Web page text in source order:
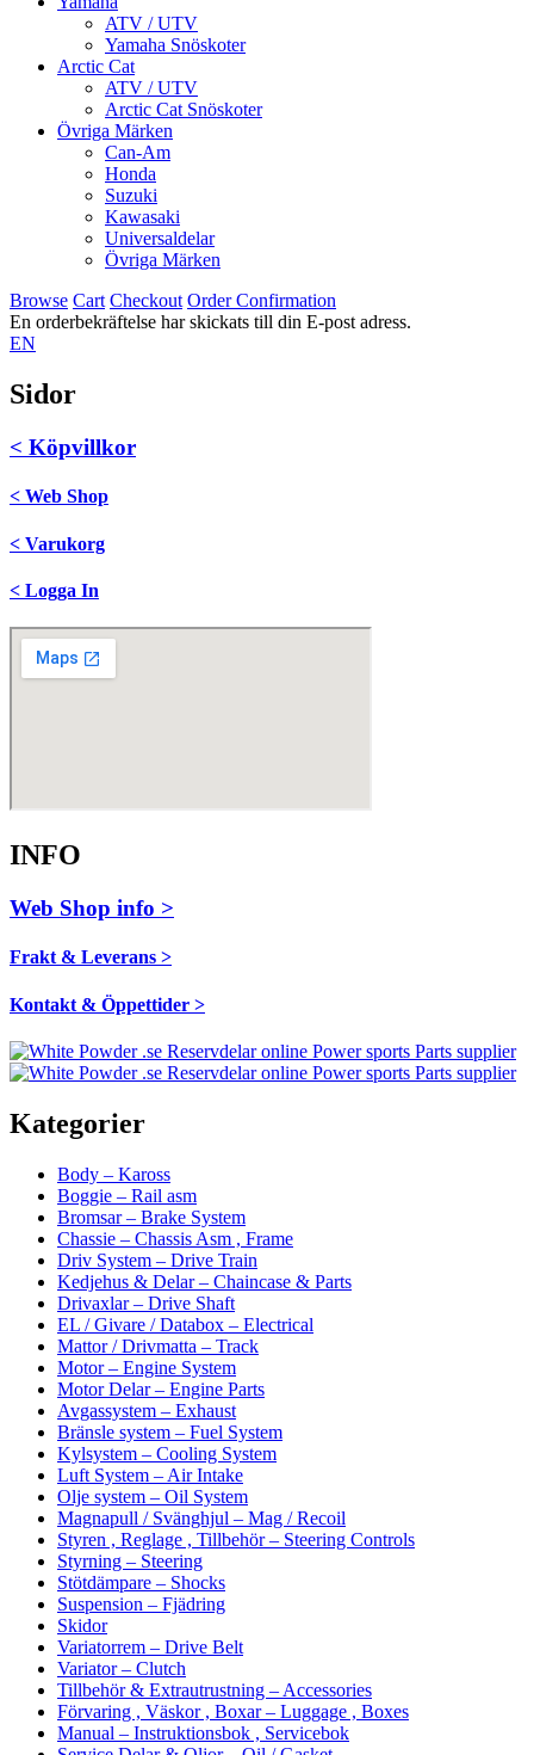
ATV / UTV
Yamaha Snöskoter
Arctic Cat
ATV / UTV
Arctic Cat Snöskoter
Övriga Märken
Can-Am
Honda
Suzuki
Kawasaki
Universaldelar
Övriga Märken
Browse Cart Checkout Order Confirmation
En orderbekräftelse har skickats till din E-post adress.
EN
Sidor
< Köpvillkor
< Web Shop
< Varukorg
< Logga In
INFO
Web Shop info >
Frakt & Leverans >
Kontakt & Öppettider >
Kategorier
Body – Kaross
Boggie – Rail asm
Bromsar – Brake System
Chassie – Chassis Asm , Frame
Driv System – Drive Train
Kedjehus & Delar – Chaincase & Parts
Drivaxlar – Drive Shaft
EL / Givare / Databox – Electrical
Mattor / Drivmatta – Track
Motor – Engine System
Motor Delar – Engine Parts
Avgassystem – Exhaust
Bränsle system – Fuel System
Kylsystem – Cooling System
Luft System – Air Intake
Olje system – Oil System
Magnapull / Svänghjul – Mag / Recoil
Styren , Reglage , Tillbehör – Steering Controls
Styrning – Steering
Stötdämpare – Shocks
Suspension – Fjädring
Skidor
Variatorrem – Drive Belt
Variator – Clutch
Tillbehör & Extrautrustning – Accessories
Förvaring , Väskor , Boxar – Luggage , Boxes
Manual – Instruktionsbok , Servicebok